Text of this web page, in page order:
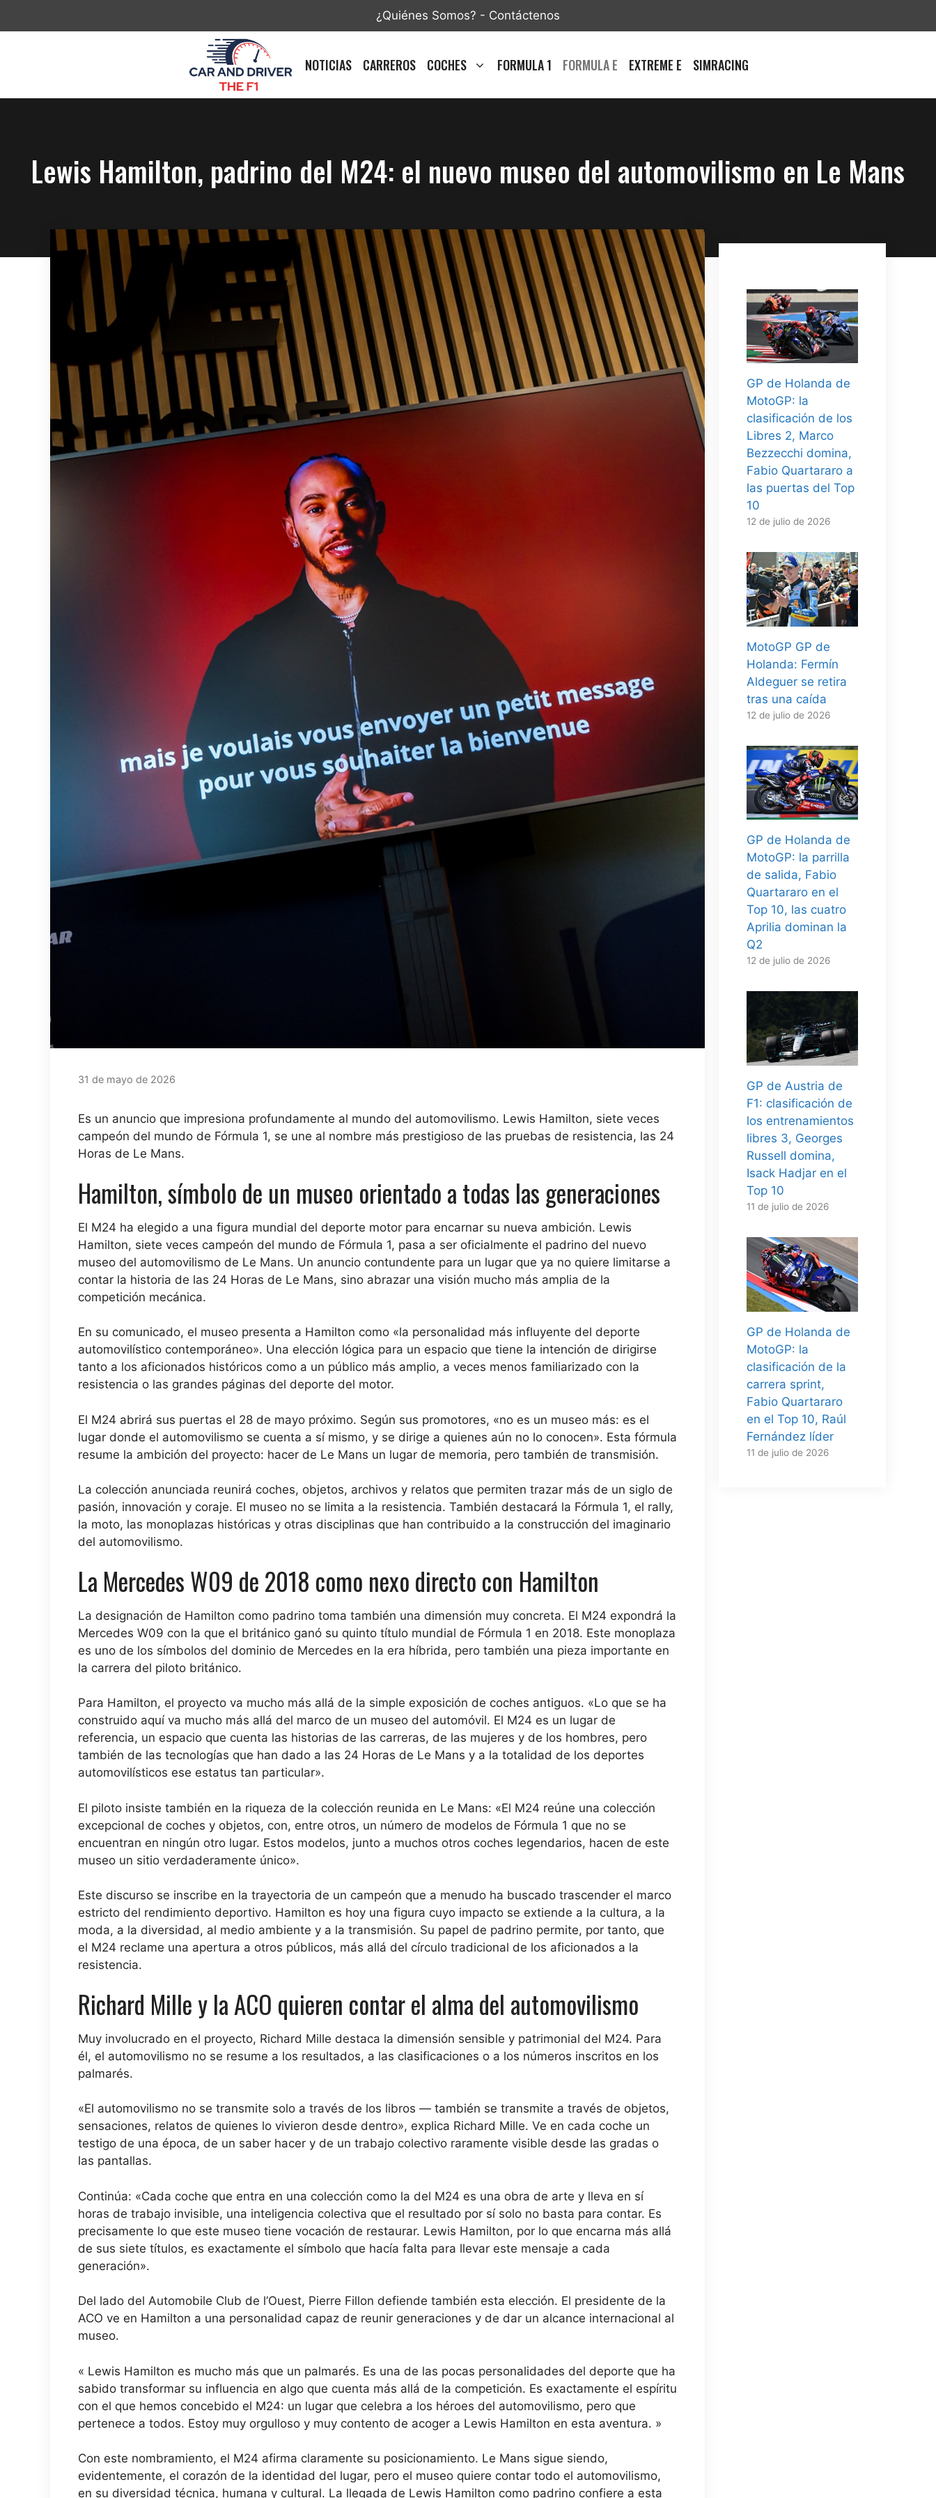
¿Quiénes Somos? - Contáctenos
NOTICIAS CARREROS COCHES FORMULA 1 FORMULA E EXTREME E SIMRACING
Lewis Hamilton, padrino del M24: el nuevo museo del automovilismo en Le Mans
31 de mayo de 2026
Es un anuncio que impresiona profundamente al mundo del automovilismo. Lewis Hamilton, siete veces
campeón del mundo de Fórmula 1, se une al nombre más prestigioso de las pruebas de resistencia, las 24
Horas de Le Mans.
Hamilton, símbolo de un museo orientado a todas las generaciones
El M24 ha elegido a una figura mundial del deporte motor para encarnar su nueva ambición. Lewis
Hamilton, siete veces campeón del mundo de Fórmula 1, pasa a ser oficialmente el padrino del nuevo
museo del automovilismo de Le Mans. Un anuncio contundente para un lugar que ya no quiere limitarse a
contar la historia de las 24 Horas de Le Mans, sino abrazar una visión mucho más amplia de la
competición mecánica.
En su comunicado, el museo presenta a Hamilton como «la personalidad más influyente del deporte
automovilístico contemporáneo». Una elección lógica para un espacio que tiene la intención de dirigirse
tanto a los aficionados históricos como a un público más amplio, a veces menos familiarizado con la
resistencia o las grandes páginas del deporte del motor.
El M24 abrirá sus puertas el 28 de mayo próximo. Según sus promotores, «no es un museo más: es el
lugar donde el automovilismo se cuenta a sí mismo, y se dirige a quienes aún no lo conocen». Esta fórmula
resume la ambición del proyecto: hacer de Le Mans un lugar de memoria, pero también de transmisión.
La colección anunciada reunirá coches, objetos, archivos y relatos que permiten trazar más de un siglo de
pasión, innovación y coraje. El museo no se limita a la resistencia. También destacará la Fórmula 1, el rally,
la moto, las monoplazas históricas y otras disciplinas que han contribuido a la construcción del imaginario
del automovilismo.
La Mercedes W09 de 2018 como nexo directo con Hamilton
La designación de Hamilton como padrino toma también una dimensión muy concreta. El M24 expondrá la
Mercedes W09 con la que el británico ganó su quinto título mundial de Fórmula 1 en 2018. Este monoplaza
es uno de los símbolos del dominio de Mercedes en la era híbrida, pero también una pieza importante en
la carrera del piloto británico.
Para Hamilton, el proyecto va mucho más allá de la simple exposición de coches antiguos. «Lo que se ha
construido aquí va mucho más allá del marco de un museo del automóvil. El M24 es un lugar de
referencia, un espacio que cuenta las historias de las carreras, de las mujeres y de los hombres, pero
también de las tecnologías que han dado a las 24 Horas de Le Mans y a la totalidad de los deportes
automovilísticos ese estatus tan particular».
El piloto insiste también en la riqueza de la colección reunida en Le Mans: «El M24 reúne una colección
excepcional de coches y objetos, con, entre otros, un número de modelos de Fórmula 1 que no se
encuentran en ningún otro lugar. Estos modelos, junto a muchos otros coches legendarios, hacen de este
museo un sitio verdaderamente único».
Este discurso se inscribe en la trayectoria de un campeón que a menudo ha buscado trascender el marco
estricto del rendimiento deportivo. Hamilton es hoy una figura cuyo impacto se extiende a la cultura, a la
moda, a la diversidad, al medio ambiente y a la transmisión. Su papel de padrino permite, por tanto, que
el M24 reclame una apertura a otros públicos, más allá del círculo tradicional de los aficionados a la
resistencia.
Richard Mille y la ACO quieren contar el alma del automovilismo
Muy involucrado en el proyecto, Richard Mille destaca la dimensión sensible y patrimonial del M24. Para
él, el automovilismo no se resume a los resultados, a las clasificaciones o a los números inscritos en los
palmarés.
«El automovilismo no se transmite solo a través de los libros — también se transmite a través de objetos,
sensaciones, relatos de quienes lo vivieron desde dentro», explica Richard Mille. Ve en cada coche un
testigo de una época, de un saber hacer y de un trabajo colectivo raramente visible desde las gradas o
las pantallas.
Continúa: «Cada coche que entra en una colección como la del M24 es una obra de arte y lleva en sí
horas de trabajo invisible, una inteligencia colectiva que el resultado por sí solo no basta para contar. Es
precisamente lo que este museo tiene vocación de restaurar. Lewis Hamilton, por lo que encarna más allá
de sus siete títulos, es exactamente el símbolo que hacía falta para llevar este mensaje a cada
generación».
Del lado del Automobile Club de l’Ouest, Pierre Fillon defiende también esta elección. El presidente de la
ACO ve en Hamilton a una personalidad capaz de reunir generaciones y de dar un alcance internacional al
museo.
« Lewis Hamilton es mucho más que un palmarés. Es una de las pocas personalidades del deporte que ha
sabido transformar su influencia en algo que cuenta más allá de la competición. Es exactamente el espíritu
con el que hemos concebido el M24: un lugar que celebra a los héroes del automovilismo, pero que
pertenece a todos. Estoy muy orgulloso y muy contento de acoger a Lewis Hamilton en esta aventura. »
Con este nombramiento, el M24 afirma claramente su posicionamiento. Le Mans sigue siendo,
evidentemente, el corazón de la identidad del lugar, pero el museo quiere contar todo el automovilismo,
en su diversidad técnica, humana y cultural. La llegada de Lewis Hamilton como padrino confiere a esta
GP de Holanda de
MotoGP: la
clasificación de los
Libres 2, Marco
Bezzecchi domina,
Fabio Quartararo a
las puertas del Top
10
12 de julio de 2026
MotoGP GP de
Holanda: Fermín
Aldeguer se retira
tras una caída
12 de julio de 2026
GP de Holanda de
MotoGP: la parrilla
de salida, Fabio
Quartararo en el
Top 10, las cuatro
Aprilia dominan la
Q2
12 de julio de 2026
GP de Austria de
F1: clasificación de
los entrenamientos
libres 3, Georges
Russell domina,
Isack Hadjar en el
Top 10
11 de julio de 2026
GP de Holanda de
MotoGP: la
clasificación de la
carrera sprint,
Fabio Quartararo
en el Top 10, Raúl
Fernández líder
11 de julio de 2026